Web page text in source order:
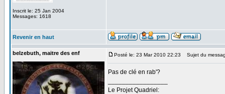
Inscrit le: 25 Jan 2004
Messages: 1618
Revenir en haut
belzebuth, maitre des enf Posté le: 23 Mar 2010 22:23 Sujet du
Pas de clé en rab'?
Le Projet Quadriel: